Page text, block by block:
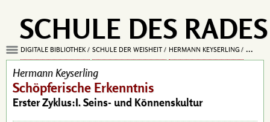
SCHULE DES RADES
DIGITALE BIBLIOTHEK SCHULE DER WEISHEIT HERMANN KEYSERLING
Hermann Keyserling
Schöpferische Erkenntnis
Erster Zyklus:I. Seins- und Könnenskultur